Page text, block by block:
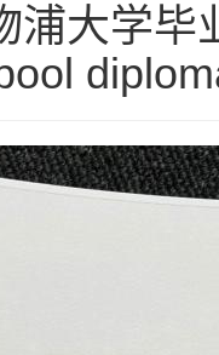
浦大学毕